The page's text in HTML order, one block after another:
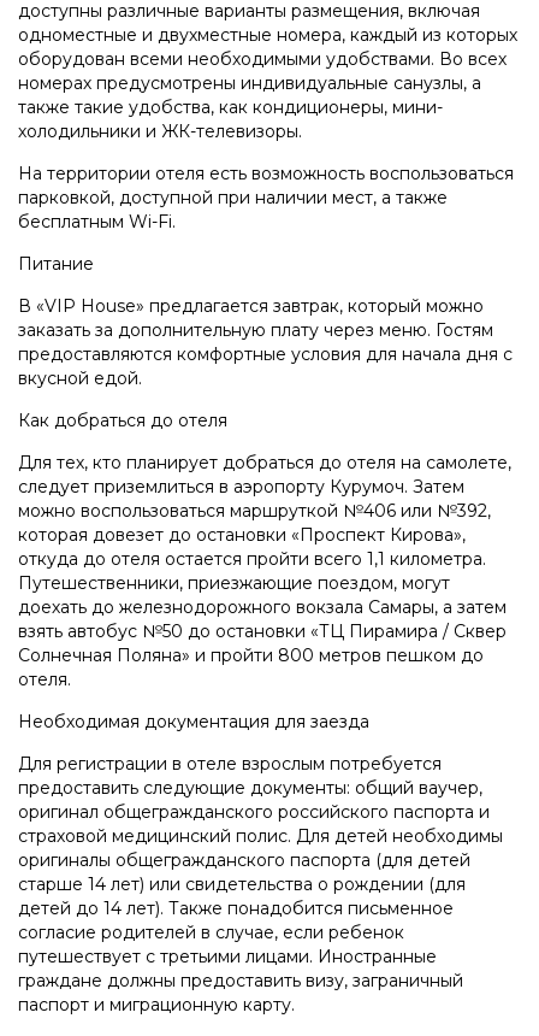
доступны различные варианты размещения, включая
одноместные и двухместные номера, каждый из которых
оборудован всеми необходимыми удобствами. Во всех
номерах предусмотрены индивидуальные санузлы, а
также такие удобства, как кондиционеры, мини-
холодильники и ЖК-телевизоры.
На территории отеля есть возможность воспользоваться
парковкой, доступной при наличии мест, а также
бесплатным Wi-Fi.
Питание
В «VIP House» предлагается завтрак, который можно
заказать за дополнительную плату через меню. Гостям
предоставляются комфортные условия для начала дня с
вкусной едой.
Как добраться до отеля
Для тех, кто планирует добраться до отеля на самолете,
следует приземлиться в аэропорту Курумоч. Затем
можно воспользоваться маршруткой №406 или №392,
которая довезет до остановки «Проспект Кирова»,
откуда до отеля остается пройти всего 1,1 километра.
Путешественники, приезжающие поездом, могут
доехать до железнодорожного вокзала Самары, а затем
взять автобус №50 до остановки «ТЦ Пирамира / Сквер
Солнечная Поляна» и пройти 800 метров пешком до
отеля.
Необходимая документация для заезда
Для регистрации в отеле взрослым потребуется
предоставить следующие документы: общий ваучер,
оригинал общегражданского российского паспорта и
страховой медицинский полис. Для детей необходимы
оригиналы общегражданского паспорта (для детей
старше 14 лет) или свидетельства о рождении (для
детей до 14 лет). Также понадобится письменное
согласие родителей в случае, если ребенок
путешествует с третьими лицами. Иностранные
граждане должны предоставить визу, заграничный
паспорт и миграционную карту.